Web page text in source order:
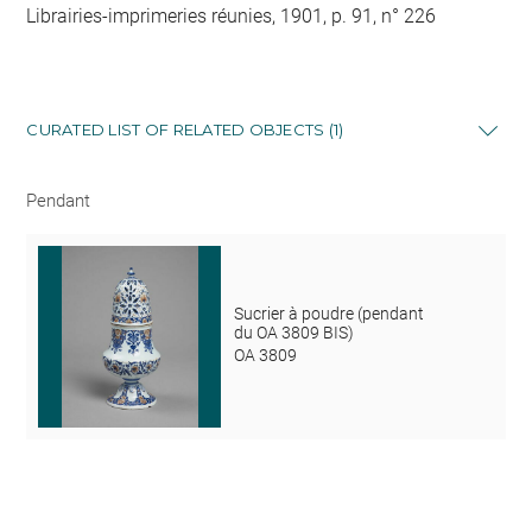
Librairies-imprimeries réunies, 1901, p. 91, n° 226
CURATED LIST OF RELATED OBJECTS (1)
Pendant
Sucrier à poudre (pendant
du OA 3809 BIS)
OA 3809